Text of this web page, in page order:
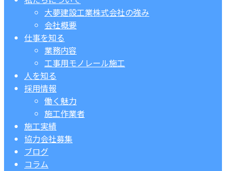
大夢建設工業株式会社の強み
会社概要
仕事を知る
業務内容
工事用モノレール施工
人を知る
採用情報
働く魅力
施工作業者
施工実績
協力会社募集
ブログ
コラム